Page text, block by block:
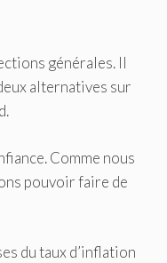
générales. Il
alternatives sur
Comme nous
pouvoir faire de
du taux d’inflation